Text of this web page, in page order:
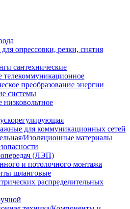
опрессовки, резки, снятия
сантехнические
телекоммуникационное
преобразование энергии
системы
для коммуникационных сетей
Изоляционные материалы
(ЛЭП)
и потолочного монтажа
шланговые
распределительных